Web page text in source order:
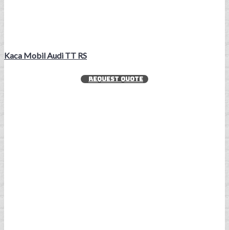
Kaca Mobil Audi TT RS
REQUEST QUOTE